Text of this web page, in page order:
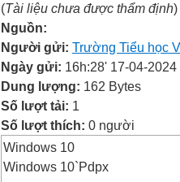
(Tài liệu chưa được thẩm định)
Nguồn:
Người gửi: Trường Tiểu học
Ngày gửi: 16h:28' 17-04-2024
Dung lượng: 162 Bytes
Số lượt tải: 1
Số lượt thích: 0 người
Windows 10
Windows 10`Pdpx